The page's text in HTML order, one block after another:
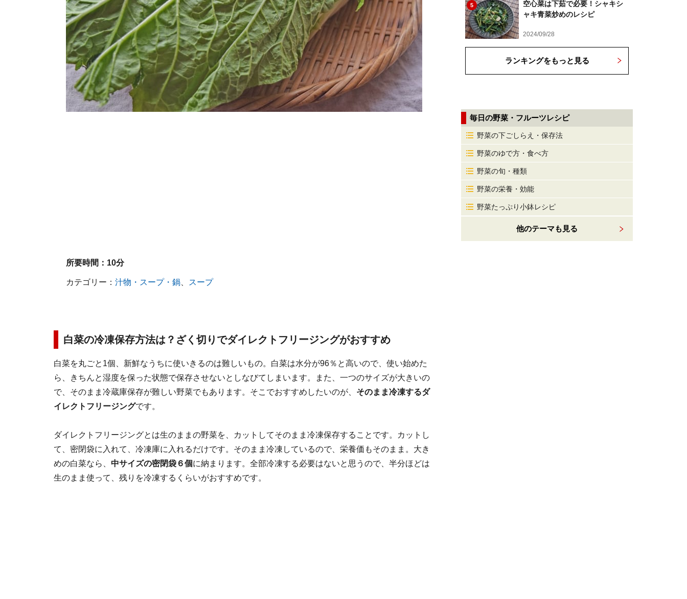
所要時間： 10分
カテゴリー： 汁物・スープ・鍋、 スープ
白菜の冷凍保存方法は？ざく切りでダイレクトフリージングがおすすめ
白菜を丸ごと1個、新鮮なうちに使いきるのは難しいもの。白菜は水分が96％と高いので、使い始めた
ら、きちんと湿度を保った状態で保存させないとしなびてしまいます。また、一つのサイズが大きいの
で、そのまま冷蔵庫保存が難しい野菜でもあります。そこでおすすめしたいのが、 そのまま冷凍するダ
イレクトフリージングです。
ダイレクトフリージングとは生のままの野菜を、カットしてそのまま冷凍保存することです。カットし
て、密閉袋に入れて、冷凍庫に入れるだけです。そのまま冷凍しているので、栄養価もそのまま。大き
めの白菜なら、 中サイズの密閉袋６個に納まります。全部冷凍する必要はないと思うので、半分ほどは
生のまま使って、残りを冷凍するくらいがおすすめです。
5
空心菜は下茹で必要！シャキシ
ャキ青菜炒めのレシピ
2024/09/28
ランキングをもっと見る
毎日の野菜・フルーツレシピ
野菜の下ごしらえ・保存法
野菜のゆで方・食べ方
野菜の旬・種類
野菜の栄養・効能
野菜たっぷり小鉢レシピ
他のテーマも見る